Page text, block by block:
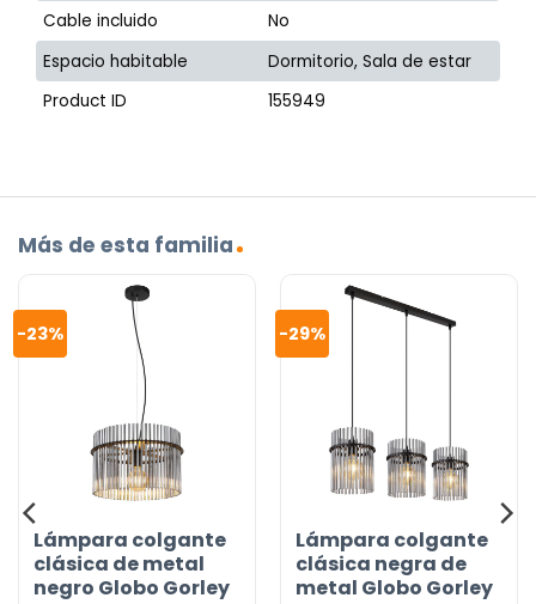
Cable incluido
No
Espacio habitable
Dormitorio, Sala de estar
Product ID
155949
Más de esta familia
-23%
Lámpara colgante
clásica de metal
negro Globo Gorley
-29%
Lámpara colgante
clásica negra de
metal Globo Gorley